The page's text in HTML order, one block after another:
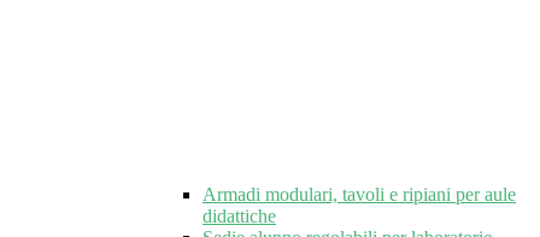
Armadi modulari, tavoli e ripiani per aule
didattiche